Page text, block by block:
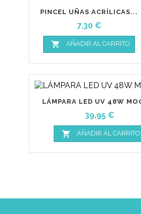
PINCEL UÑAS ACRÍLICAS...
Precio
7,30 €
 AÑADIR AL CARRITO
LÁMPARA LED UV 48W
Precio
39,95 €
 AÑADIR AL CARRITO